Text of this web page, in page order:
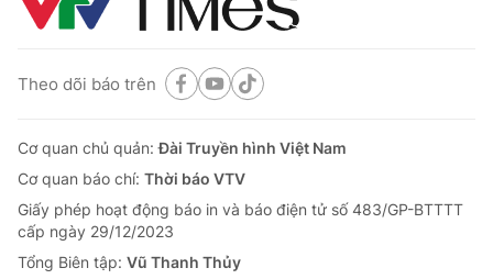
Hậu trường
Giải sao mai
Điện ảnh
Âm nhạc
Du lịch
Làm đẹp
Chất lượng cuộc sống
Tuyển sinh
Học trực tuyến
Công nghệ
Hitech Công nghệ tương lai
Sản phẩm
Giao lưu trực tuyến
Theo dõi báo trên
Cơ quan chủ quản:Đài Truyền hình Việt Nam
Cơ quan báo chí: Thời báo VTV
Giấy phép hoạt động báo in và báo điện tử số 483/GP-BTTTT
cấp ngày 29/12/2023
Tổng Biên tập: Vũ Thanh Thủy